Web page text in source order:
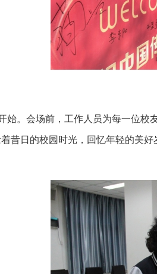
始。会场前，工作人员为每一位
昔日的校园时光，回忆年轻的美